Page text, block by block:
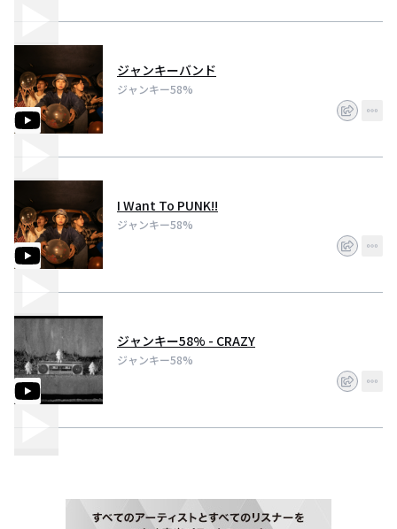
ジャンキーバンド
ジャンキー58%
I Want To PUNK!!
ジャンキー58%
ジャンキー58% - CRAZY
ジャンキー58%